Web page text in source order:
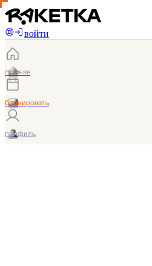
войти
главная
бронировать
профиль